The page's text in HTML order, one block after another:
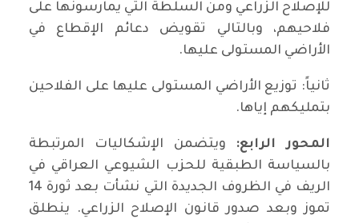
للإصلاح الزراعي ومن السلطة التي يمارسونها على
فلاحيهم، وبالتالي تقويض دعائم الإقطاع في
الأراضي المستولى عليها.
ثانياً: توزيع الأراضي المستولى عليها على الفلاحين
بتمليكهم إياها.
المحور الرابع: ويتضمن الإشكاليات المرتبطة
بالسياسة الطبقية للحزب الشيوعي العراقي في
الريف في الظروف الجديدة التي نشأت بعد ثورة 14
تموز وبعد صدور قانون الإصلاح الزراعي. ينطلق